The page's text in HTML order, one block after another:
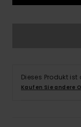
Dieses Produkt
Kaufen Sie andere